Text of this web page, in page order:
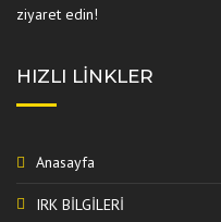
ziyaret edin!
HIZLI LINKLER
Anasayfa
IRK BİLGİLERİ